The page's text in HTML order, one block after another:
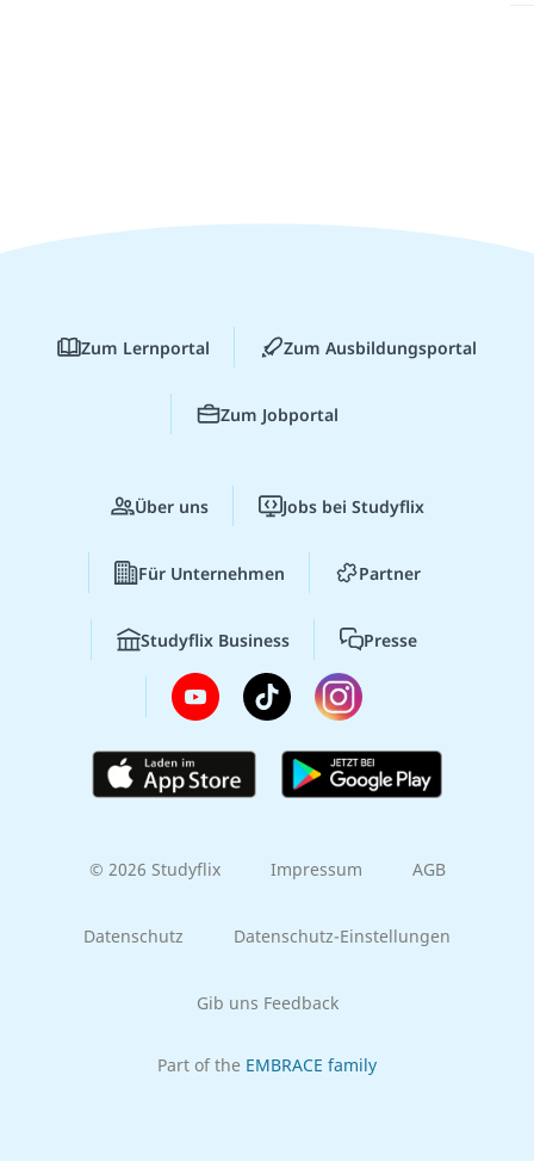
Zum Lernportal Zum Ausbildungsportal
Zum Jobportal
Über uns Jobs bei Studyflix
Für Unternehmen Partner
Studyflix Business Presse
© 2026 Studyflix Impressum AGB
Datenschutz Datenschutz-Einstellungen
Gib uns Feedback
Part of the EMBRACE family